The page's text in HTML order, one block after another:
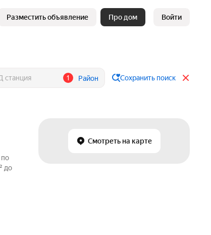
Разместить объявление Про дом Войти
1 Район Сохранить поиск
Смотреть на карте
до